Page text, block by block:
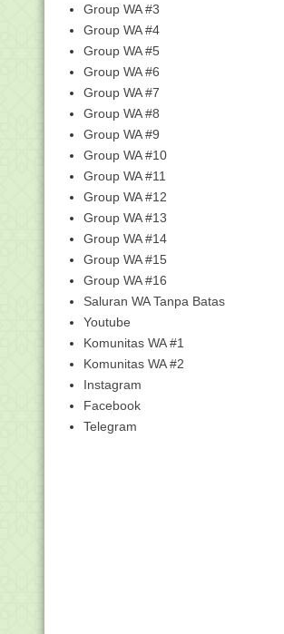
Sertifikat Akre...
Download Surat Edaran
Simpatika Semest...
Penilaian Angka Kredit Guru dan
Pengawas Madrasah ...
Pandemi COVID-19,
Luncurkan Program KI...
RPP 1 Lembar Daring SD/MI
Revisi 2020
Hari ini Kemenag Launching dan
Sosialisasi Renstra...
RPP 1 Lembar Daring SD/MI
Revisi 2020
RPP 1 Lembar Daring SD/MI
Revisi 2020
Pendidikan Agama Islam pada
dan Tantangan ...
Juknis BOP Pondok Pesantren
Pendidikan Keagama...
Pemerintah Tetapkan Idul Adha
Jatuh pada 31 ...
Modul Pembelajaran Daring Aktif
Group WA #3
Group WA #4
Group WA #5
Group WA #6
Group WA #7
Group WA #8
Group WA #9
Group WA #10
Group WA #11
Group WA #12
Group WA #13
Group WA #14
Group WA #15
Group WA #16
Saluran WA Tanpa Batas
Youtube
Komunitas WA #1
Komunitas WA #2
Instagram
Facebook
Telegram